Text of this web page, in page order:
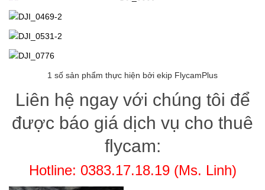
1 số sản phẩm thực hiện bởi ekip FlycamPlus
Liên hệ ngay với chúng tôi để
được báo giá dịch vụ cho thuê
flycam:
Hotline: 0383.17.18.19 (Ms. Linh)